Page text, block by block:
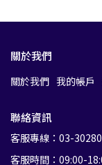
關於我們
關於我們 我的帳戶
聯絡資訊
客服專線：03-
客服時間：09:00-